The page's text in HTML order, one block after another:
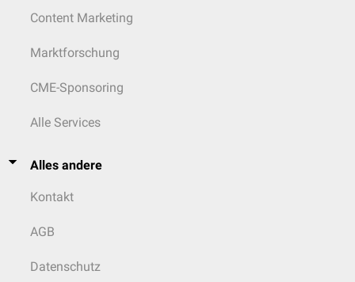
Content Marketing
Marktforschung
CME-Sponsoring
Alle Services
Alles andere
Kontakt
AGB
Datenschutz